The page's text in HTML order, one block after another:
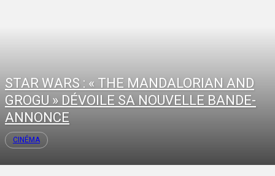
STAR WARS : « THE MANDALORIAN AND
GROGU » DÉVOILE SA NOUVELLE BANDE-
ANNONCE
CINÉMA